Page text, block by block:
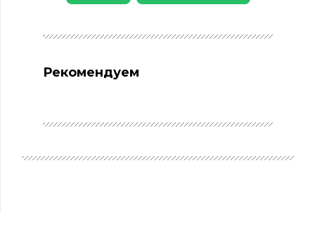
Рекомендуем